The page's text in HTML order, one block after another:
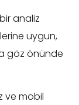
analiz
uygun,
göz önünde
ve mobil